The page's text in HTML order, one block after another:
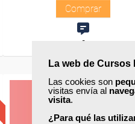
La web de
Las cookies son
visitas envía al
visita.
¿Para qué las
Comprar
0
Descuentos especiales